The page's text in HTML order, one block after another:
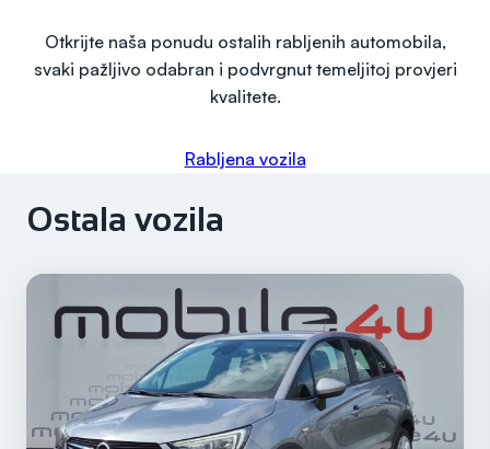
Otkrijte naša ponudu ostalih rabljenih automobila,
svaki pažljivo odabran i podvrgnut temeljitoj provjeri
kvalitete.
Rabljena vozila
Ostala vozila